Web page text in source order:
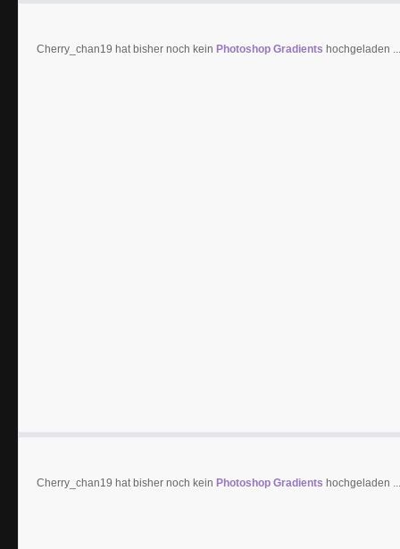
Cherry_chan19 hat bisher noch kein Photoshop Gradients hochgeladen ...
Cherry_chan19 hat bisher noch kein Photoshop Gradients hochgeladen ...